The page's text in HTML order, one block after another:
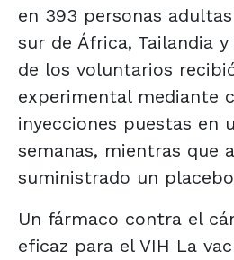
en 393 personas
sur de África, Tailandia y
de los voluntarios
experimental mediante
inyecciones puestas en
semanas, mientras que
suministrado un
Un fármaco contra el
eficaz para el VIH La